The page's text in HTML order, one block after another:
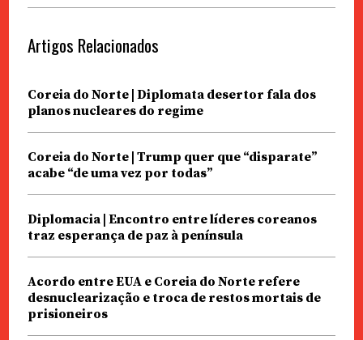
Artigos Relacionados
Coreia do Norte | Diplomata desertor fala dos
planos nucleares do regime
Coreia do Norte | Trump quer que “disparate”
acabe “de uma vez por todas”
Diplomacia | Encontro entre líderes coreanos
traz esperança de paz à península
Acordo entre EUA e Coreia do Norte refere
desnuclearização e troca de restos mortais de
prisioneiros